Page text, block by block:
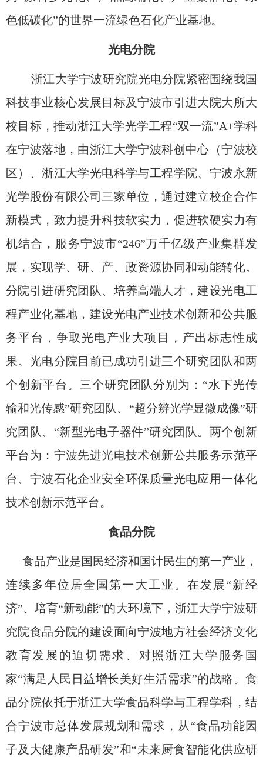
色低碳化”的世界一流绿色石化产业基地。
光电分院
浙江大学宁波研究院光电分院紧密围绕我国
科技事业核心发展目标及宁波市引进大院大所大
校 目标， 推动浙江大学光学工程“双一流”A+学科
在宁波落地，由浙江大学宁波科创中心（宁波校
区）、浙江大学光电科学与工程学院、宁波永新
光学股份有限公司三家单位，通过建立校企合作
新模式，致力提升科技软实力，促进软硬实力有
机结合，服务宁波市“246”万千亿级产业集群发
展，实现学、研、产、政资源协同和动能转化。
分院引进研究团队、培养高端人才，建设光电工
程产业化基地，建设光电产业技术创新和公共服
务平台，争取光电产业大项目，产出标志性成
果。 光电分院目前已成功引进三个研究团队和两
个创新平台。 三个研究团队分别为：“水下光传
输和光传感”研究团队、“超分辨光学显微成像”研
究团队、“新型光电子器件”研究团队。两个创新
平台为：宁波先进光电技术创新公共服务示范平
台、宁波石化企业安全环保质量光电应用一体化
技术创新示范平台。
食品分院
食品产业是国民经济和国计民生的第一产业，
连续多年位居全国第一大工业。在发展“新经
济”、培育“新动能”的大环境下，浙江大学宁波研
究院食品分院的建设面向宁波地方社会经济文化
教育发展的迫切需求、 对照浙江大学服务国
家“满足人民日益增长美好生活需求”的战略。食
品分院依托于浙江大学食品科学与工程学科，结
合宁波市总体发展规划和需求， 从“食品功能因
子及大健康产品研发”和“未来厨食智能化供应研